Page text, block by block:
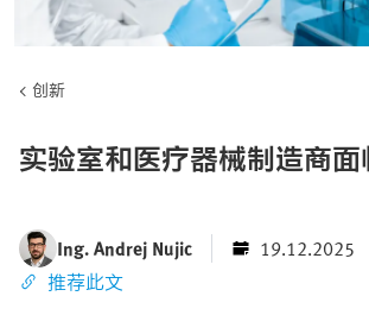
创新
实验室和医疗器械制造商
Ing. Andrej Nujic
19.12.2025
推荐此文